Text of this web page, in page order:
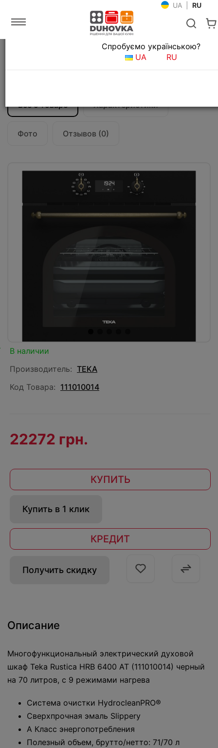
UA RU
Встраиваемая техника Духовые шкафы
Электрический духовой шкаф Teka
Все о товаре Характеристики
Фото Отзывов (0)
Язык магазина
Спробуємо українською?
UA
RU
В наличии
Производитель: TEKA
Код Товара: 111010014
22272 грн.
КУПИТЬ
Купить в 1 клик
КРЕДИТ
Получить скидку
Описание
Многофункциональный электрический духовой
шкаф Teka Rustica HRB 6400 AT (111010014) черный
на 70 литров, с 9 режимами нагрева
Система очистки HydrocleanРRO®
Сверхпрочная эмаль Slippery
A Класс энергопотребления
Полезный объем, брутто/нетто: 71/70 л